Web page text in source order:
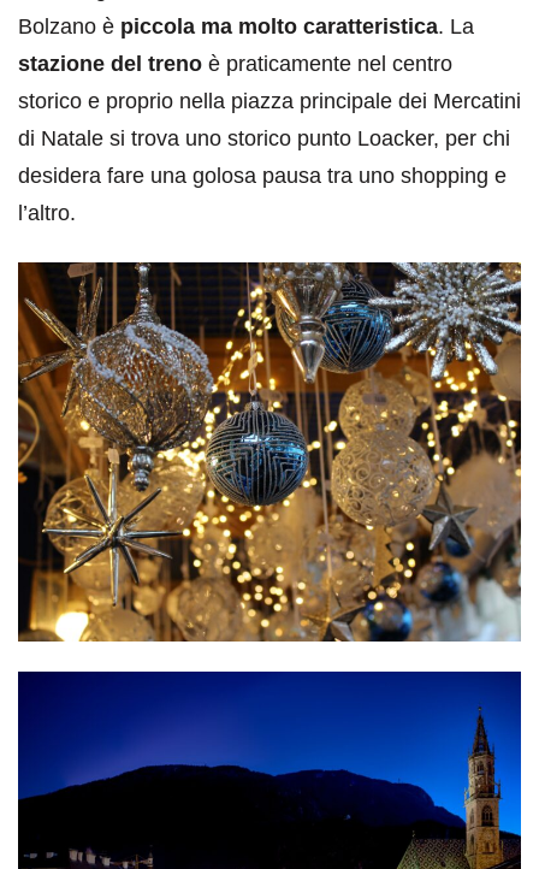
Bolzano è piccola ma molto caratteristica. La
stazione del treno è praticamente nel centro
storico e proprio nella piazza principale dei Mercatini
di Natale si trova uno storico punto Loacker, per chi
desidera fare una golosa pausa tra uno shopping e
l’altro.